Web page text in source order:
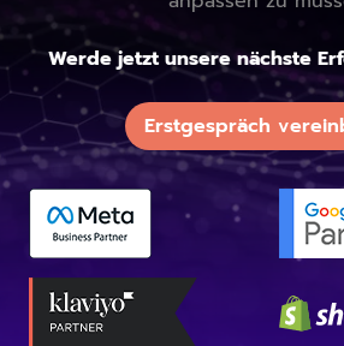
Werde jetzt unsere nächste
Erstgespräch